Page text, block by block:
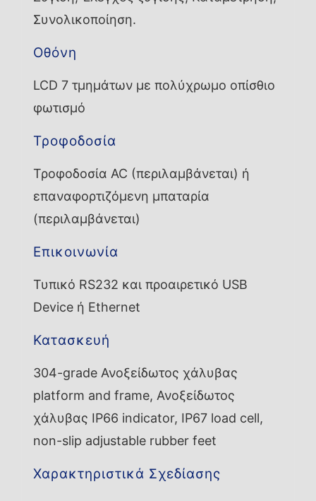
Συνολικοποίηση.
Οθόνη
LCD 7 τμημάτων με πολύχρωμο οπίσθιο
φωτισμό
Τροφοδοσία
Τροφοδοσία AC (περιλαμβάνεται) ή
επαναφορτιζόμενη μπαταρία
(περιλαμβάνεται)
Επικοινωνία
Τυπικό RS232 και προαιρετικό USB
Device ή Ethernet
Κατασκευή
304-grade Ανοξείδωτος χάλυβας
platform and frame, Ανοξείδωτος
χάλυβας IP66 indicator, IP67 load cell,
non-slip adjustable rubber feet
Χαρακτηριστικά Σχεδίασης